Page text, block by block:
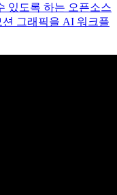
있도록 하는 오픈소스
션 그래픽을 AI 워크플